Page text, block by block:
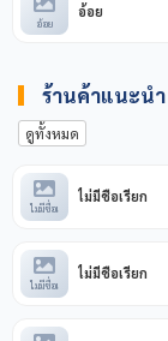
อ้อย
อ้อย
ร้านค้าแนะนำ
ดูทั้งหมด
ไม่มีชื่อเ
ไม่มีชื่อเรียก
ไม่มีชื่อเ
ไม่มีชื่อเรียก